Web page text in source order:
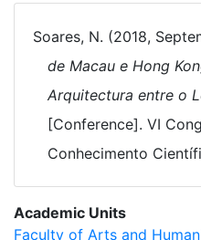
Soares, N. (2018,
de Macau e Hong
Arquitectura entre o
[Conference]. VI
Conhecimento
Academic Units
Faculty of Arts and